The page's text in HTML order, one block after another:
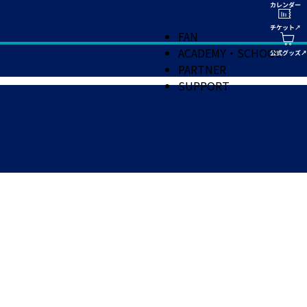
FAN
ACADEMY・SCHOOL
PARTNER
SUPPORT